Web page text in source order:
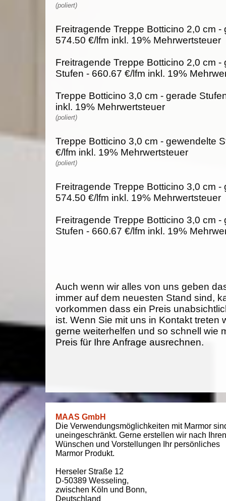
(poliert)
Freitragende Treppe Botticino 2,0 cm -
574.50 €/lfm inkl. 19% Mehrwertsteuer
Freitragende Treppe Botticino 2,0 cm -
Stufen - 660.67 €/lfm inkl. 19%
Treppe Botticino 3,0 cm - gerade
inkl. 19% Mehrwertsteuer
(poliert)
Treppe Botticino 3,0 cm - gewendelte
€/lfm inkl. 19% Mehrwertsteuer
(poliert)
Freitragende Treppe Botticino 3,0 cm -
574.50 €/lfm inkl. 19% Mehrwertsteuer
Freitragende Treppe Botticino 3,0 cm -
Stufen - 660.67 €/lfm inkl. 19%
Auch wenn wir alles von uns geben
immer auf dem neuesten Stand sind,
vorkommen dass ein Preis
ist. Wenn Sie mit uns in Kontakt treten
gerne weiterhelfen und so schnell wie
Preis für Ihre Anfrage ausrechnen.
MAAS GmbH
Die Verwendungsmöglichkeiten mit Marmor
uneingeschränkt. Gerne erstellen wir nach Ihren
Wünschen und Vorstellungen Ihr persönliches
Marmor Produkt.
Herseler Straße 12
D-50389 Wesseling,
zwischen Köln und Bonn,
Deutschland